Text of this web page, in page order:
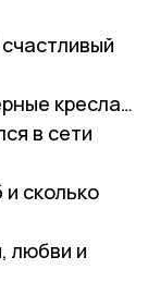
кресла…
в сети
сколько
любви и